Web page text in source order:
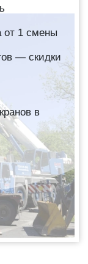
от 1 смены
— скидки
в